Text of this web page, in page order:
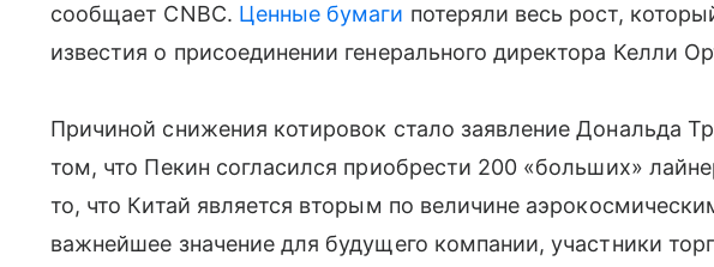
сообщает CNBC. Ценные бумаги потеряли весь рост,
известия о присоединении генерального директора Келли
Причиной снижения котировок стало заявление Дональда
том, что Пекин согласился приобрести 200 «больших»
то, что Китай является вторым по величине
важнейшее значение для будущего компании, участники